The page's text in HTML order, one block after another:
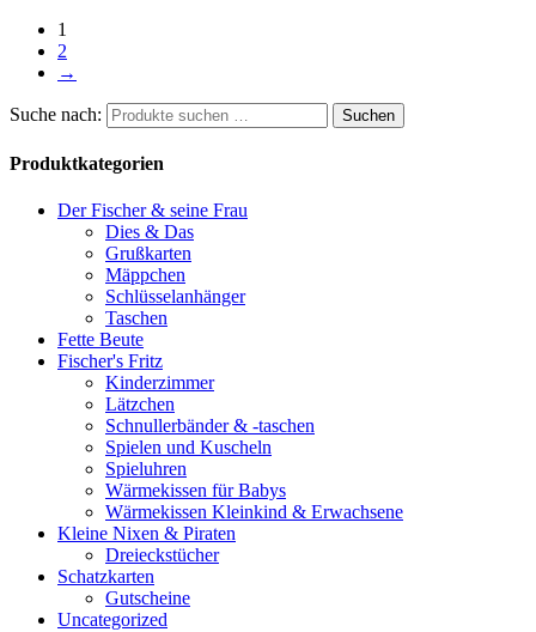
1
2
→
Suche nach: Suchen
Produktkategorien
Der Fischer & seine Frau
Dies & Das
Grußkarten
Mäppchen
Schlüsselanhänger
Taschen
Fette Beute
Fischer's Fritz
Kinderzimmer
Lätzchen
Schnullerbänder & -taschen
Spielen und Kuscheln
Spieluhren
Wärmekissen für Babys
Wärmekissen Kleinkind & Erwachsene
Kleine Nixen & Piraten
Dreieckstücher
Schatzkarten
Gutscheine
Uncategorized